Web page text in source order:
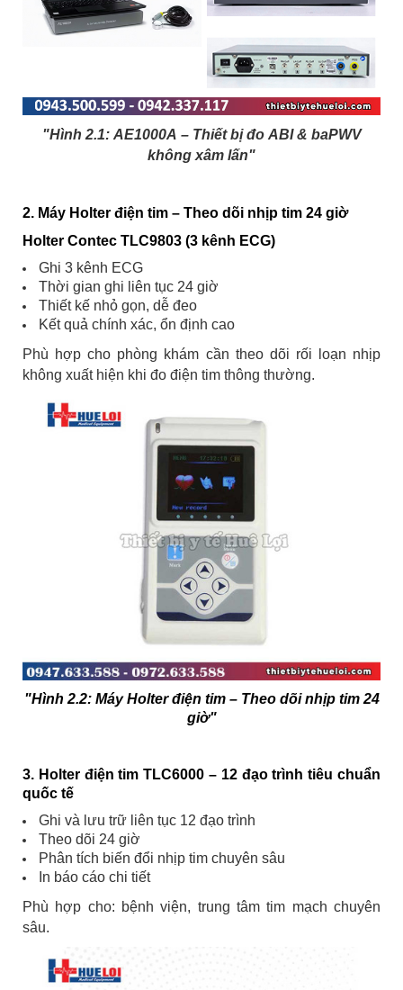
"Hình 2.1: AE1000A – Thiết bị đo ABI & baPWV
không xâm lấn"
2. Máy Holter điện tim – Theo dõi nhịp tim 24 giờ
Holter Contec TLC9803 (3 kênh ECG)
Ghi 3 kênh ECG
Thời gian ghi liên tục 24 giờ
Thiết kế nhỏ gọn, dễ đeo
Kết quả chính xác, ổn định cao
Phù hợp cho phòng khám cần theo dõi rối loạn nhịp
không xuất hiện khi đo điện tim thông thường.
"Hình 2.2: Máy Holter điện tim – Theo dõi nhịp tim 24
giờ"
3. Holter điện tim TLC6000 – 12 đạo trình tiêu chuẩn
quốc tế
Ghi và lưu trữ liên tục 12 đạo trình
Theo dõi 24 giờ
Phân tích biến đổi nhịp tim chuyên sâu
In báo cáo chi tiết
Phù hợp cho: bệnh viện, trung tâm tim mạch chuyên
sâu.